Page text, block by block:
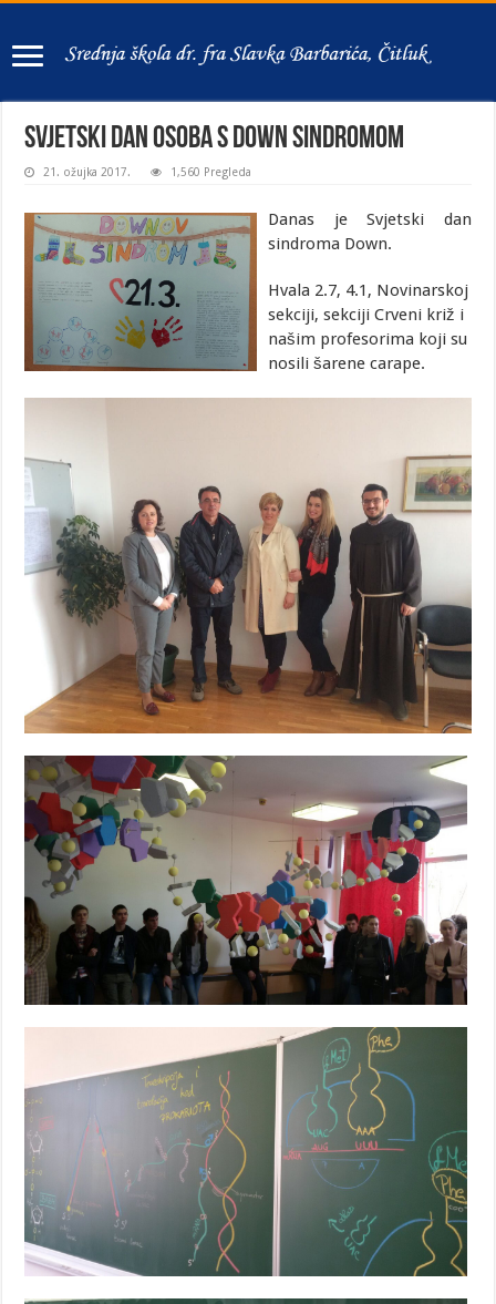
Svjetski dan osoba s Down sindromom
21. ožujka 2017. 1,560 Pregleda
Danas je Svjetski dan
sindroma Down.
Hvala 2.7, 4.1, Novinarskoj
sekciji, sekciji Crveni križ i
našim profesorima koji su
nosili šarene carape.